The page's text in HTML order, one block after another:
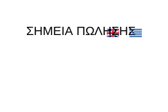
ΣΗΜΕΙΑ ΠΩΛΗΣΗΣ